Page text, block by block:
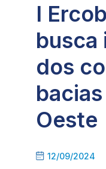
I
busca
dos
Oeste
12/09/2024